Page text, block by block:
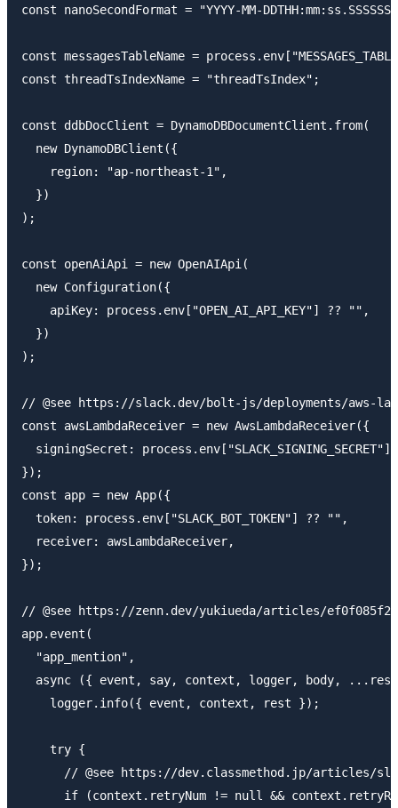
const nanoSecondFormat = "YYYY-MM-
const messagesTableName =
const threadTsIndexName = "threadTsIndex";
const ddbDocClient = DynamoDBDocumentClient.from(
  new DynamoDBClient({
    region: "ap-northeast-1",
  })
);
const openAiApi = new OpenAIApi(
  new Configuration({
    apiKey: process.env["OPEN_AI_API_KEY"] ?? "",
  })
);
// @see https://slack.dev/bolt-js/deployments/aws-
const awsLambdaReceiver = new AwsLambdaReceiver({
signingSecret: process.env["SLACK_SIGNING_SECRET"]
});
const app = new App({
  token: process.env["SLACK_BOT_TOKEN"] ?? "",
  receiver: awsLambdaReceiver,
});
// @see https://zenn.dev/yukiueda/articles/
app.event(
  "app_mention",
async ({ event, say, context, logger, body,
    logger.info({ event, context, rest });
    try {
// @see https://dev.classmethod.jp/articles/
if (context.retryNum != null &&